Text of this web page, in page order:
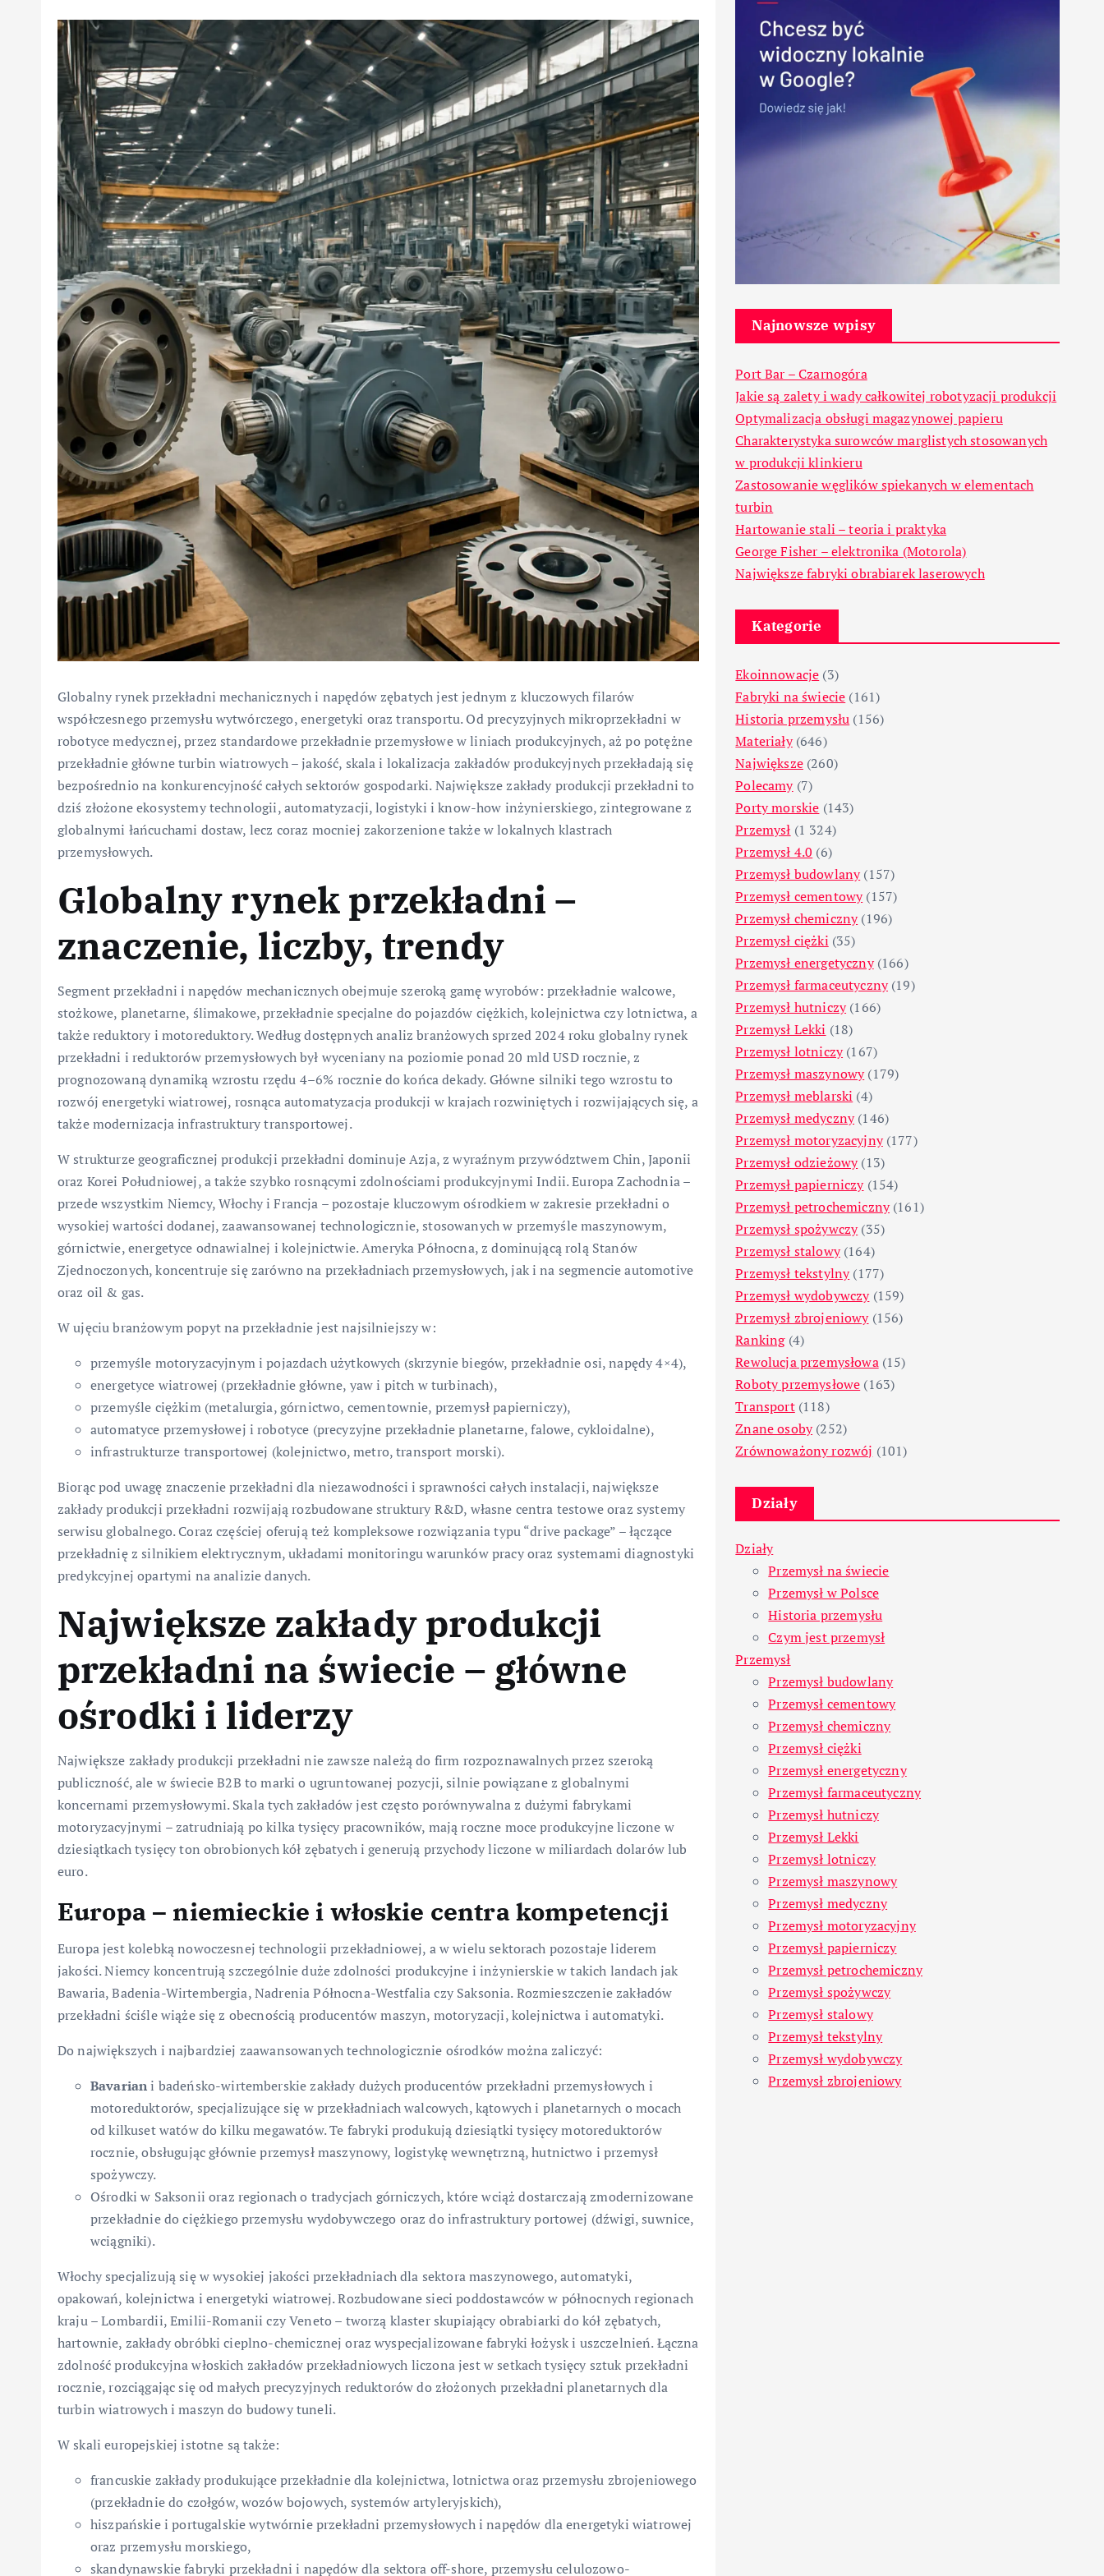
Globalny rynek przekładni mechanicznych i napędów zębatych jest jednym z kluczowych filarów
współczesnego przemysłu wytwórczego, energetyki oraz transportu. Od precyzyjnych mikroprzekładni w
robotyce medycznej, przez standardowe przekładnie przemysłowe w liniach produkcyjnych, aż po potężne
przekładnie główne turbin wiatrowych – jakość, skala i lokalizacja zakładów produkcyjnych przekładają się
bezpośrednio na konkurencyjność całych sektorów gospodarki. Największe zakłady produkcji przekładni to
dziś złożone ekosystemy technologii, automatyzacji, logistyki i know-how inżynierskiego, zintegrowane z
globalnymi łańcuchami dostaw, lecz coraz mocniej zakorzenione także w lokalnych klastrach
przemysłowych.
Globalny rynek przekładni –
znaczenie, liczby, trendy
Segment przekładni i napędów mechanicznych obejmuje szeroką gamę wyrobów: przekładnie walcowe,
stożkowe, planetarne, ślimakowe, przekładnie specjalne do pojazdów ciężkich, kolejnictwa czy lotnictwa, a
także reduktory i motoreduktory. Według dostępnych analiz branżowych sprzed 2024 roku globalny rynek
przekładni i reduktorów przemysłowych był wyceniany na poziomie ponad 20 mld USD rocznie, z
prognozowaną dynamiką wzrostu rzędu 4–6% rocznie do końca dekady. Główne silniki tego wzrostu to
rozwój energetyki wiatrowej, rosnąca automatyzacja produkcji w krajach rozwiniętych i rozwijających się, a
także modernizacja infrastruktury transportowej.
W strukturze geograficznej produkcji przekładni dominuje Azja, z wyraźnym przywództwem Chin, Japonii
oraz Korei Południowej, a także szybko rosnącymi zdolnościami produkcyjnymi Indii. Europa Zachodnia –
przede wszystkim Niemcy, Włochy i Francja – pozostaje kluczowym ośrodkiem w zakresie przekładni o
wysokiej wartości dodanej, zaawansowanej technologicznie, stosowanych w przemyśle maszynowym,
górnictwie, energetyce odnawialnej i kolejnictwie. Ameryka Północna, z dominującą rolą Stanów
Zjednoczonych, koncentruje się zarówno na przekładniach przemysłowych, jak i na segmencie automotive
oraz oil & gas.
W ujęciu branżowym popyt na przekładnie jest najsilniejszy w:
przemyśle motoryzacyjnym i pojazdach użytkowych (skrzynie biegów, przekładnie osi, napędy 4×4),
energetyce wiatrowej (przekładnie główne, yaw i pitch w turbinach),
przemyśle ciężkim (metalurgia, górnictwo, cementownie, przemysł papierniczy),
automatyce przemysłowej i robotyce (precyzyjne przekładnie planetarne, falowe, cykloidalne),
infrastrukturze transportowej (kolejnictwo, metro, transport morski).
Biorąc pod uwagę znaczenie przekładni dla niezawodności i sprawności całych instalacji, największe
zakłady produkcji przekładni rozwijają rozbudowane struktury R&D, własne centra testowe oraz systemy
serwisu globalnego. Coraz częściej oferują też kompleksowe rozwiązania typu “drive package” – łączące
przekładnię z silnikiem elektrycznym, układami monitoringu warunków pracy oraz systemami diagnostyki
predykcyjnej opartymi na analizie danych.
Największe zakłady produkcji
przekładni na świecie – główne
ośrodki i liderzy
Największe zakłady produkcji przekładni nie zawsze należą do firm rozpoznawalnych przez szeroką
publiczność, ale w świecie B2B to marki o ugruntowanej pozycji, silnie powiązane z globalnymi
koncernami przemysłowymi. Skala tych zakładów jest często porównywalna z dużymi fabrykami
motoryzacyjnymi – zatrudniają po kilka tysięcy pracowników, mają roczne moce produkcyjne liczone w
dziesiątkach tysięcy ton obrobionych kół zębatych i generują przychody liczone w miliardach dolarów lub
euro.
Europa – niemieckie i włoskie centra kompetencji
Europa jest kolebką nowoczesnej technologii przekładniowej, a w wielu sektorach pozostaje liderem
jakości. Niemcy koncentrują szczególnie duże zdolności produkcyjne i inżynierskie w takich landach jak
Bawaria, Badenia-Wirtembergia, Nadrenia Północna-Westfalia czy Saksonia. Rozmieszczenie zakładów
przekładni ściśle wiąże się z obecnością producentów maszyn, motoryzacji, kolejnictwa i automatyki.
Do największych i najbardziej zaawansowanych technologicznie ośrodków można zaliczyć:
Bavariani badeńsko-wirtemberskie zakłady dużych producentów przekładni przemysłowych i
motoreduktorów, specjalizujące się w przekładniach walcowych, kątowych i planetarnych o mocach
od kilkuset watów do kilku megawatów. Te fabryki produkują dziesiątki tysięcy motoreduktorów
rocznie, obsługując głównie przemysł maszynowy, logistykę wewnętrzną, hutnictwo i przemysł
spożywczy.
Ośrodki w Saksonii oraz regionach o tradycjach górniczych, które wciąż dostarczają zmodernizowane
przekładnie do ciężkiego przemysłu wydobywczego oraz do infrastruktury portowej (dźwigi, suwnice,
wciągniki).
Włochy specjalizują się w wysokiej jakości przekładniach dla sektora maszynowego, automatyki,
opakowań, kolejnictwa i energetyki wiatrowej. Rozbudowane sieci poddostawców w północnych regionach
kraju – Lombardii, Emilii-Romanii czy Veneto – tworzą klaster skupiający obrabiarki do kół zębatych,
hartownie, zakłady obróbki cieplno-chemicznej oraz wyspecjalizowane fabryki łożysk i uszczelnień. Łączna
zdolność produkcyjna włoskich zakładów przekładniowych liczona jest w setkach tysięcy sztuk przekładni
rocznie, rozciągając się od małych precyzyjnych reduktorów do złożonych przekładni planetarnych dla
turbin wiatrowych i maszyn do budowy tuneli.
W skali europejskiej istotne są także:
francuskie zakłady produkujące przekładnie dla kolejnictwa, lotnictwa oraz przemysłu zbrojeniowego
(przekładnie do czołgów, wozów bojowych, systemów artyleryjskich),
hiszpańskie i portugalskie wytwórnie przekładni przemysłowych i napędów dla energetyki wiatrowej
oraz przemysłu morskiego,
skandynawskie fabryki przekładni i napędów dla sektora off-shore, przemysłu celulozowo-
Najnowsze wpisy
Port Bar – Czarnogóra
Jakie są zalety i wady całkowitej robotyzacji produkcji
Optymalizacja obsługi magazynowej papieru
Charakterystyka surowców marglistych stosowanych
w produkcji klinkieru
Zastosowanie węglików spiekanych w elementach
turbin
Hartowanie stali – teoria i praktyka
George Fisher – elektronika (Motorola)
Największe fabryki obrabiarek laserowych
Kategorie
Ekoinnowacje (3)
Fabryki na świecie (161)
Historia przemysłu (156)
Materiały(646)
Największe(260)
Polecamy(7)
Porty morskie (143)
Przemysł (1 324)
Przemysł 4.0 (6)
Przemysł budowlany(157)
Przemysł cementowy(157)
Przemysł chemiczny(196)
Przemysł ciężki (35)
Przemysł energetyczny(166)
Przemysł farmaceutyczny(19)
Przemysł hutniczy(166)
Przemysł Lekki (18)
Przemysł lotniczy(167)
Przemysł maszynowy(179)
Przemysł meblarski (4)
Przemysł medyczny(146)
Przemysł motoryzacyjny(177)
Przemysł odzieżowy(13)
Przemysł papierniczy(154)
Przemysł petrochemiczny(161)
Przemysł spożywczy(35)
Przemysł stalowy(164)
Przemysł tekstylny(177)
Przemysł wydobywczy(159)
Przemysł zbrojeniowy(156)
Ranking(4)
Rewolucja przemysłowa(15)
Roboty przemysłowe (163)
Transport(118)
Znane osoby(252)
Zrównoważony rozwój (101)
Działy
Działy
Przemysł na świecie
Przemysł w Polsce
Historia przemysłu
Czym jest przemysł
Przemysł
Przemysł budowlany
Przemysł cementowy
Przemysł chemiczny
Przemysł ciężki
Przemysł energetyczny
Przemysł farmaceutyczny
Przemysł hutniczy
Przemysł Lekki
Przemysł lotniczy
Przemysł maszynowy
Przemysł medyczny
Przemysł motoryzacyjny
Przemysł papierniczy
Przemysł petrochemiczny
Przemysł spożywczy
Przemysł stalowy
Przemysł tekstylny
Przemysł wydobywczy
Przemysł zbrojeniowy